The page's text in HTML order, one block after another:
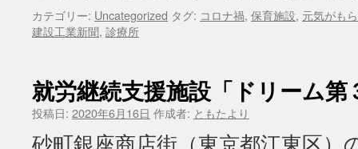
カテゴリー: Uncategorized タグ: コロナ禍, 保育施設, 元気がも
建設工業新聞, 診療所
就労継続支援施設「ドリーム第
投稿日: 2020年6月16日 作成者: ともたより
砂町銀座商店街（東京都江東区）